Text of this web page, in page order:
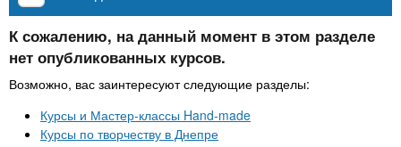
.
i
д
е
н
и
Онлайн курсы
За рубежом
К сожалению, на данный момент в этом разделе
нет опубликованных курсов.
Возможно, вас заинтересуют следующие разделы:
Курсы и Мастер-классы Hand-made
Курсы по творчеству в Днепре